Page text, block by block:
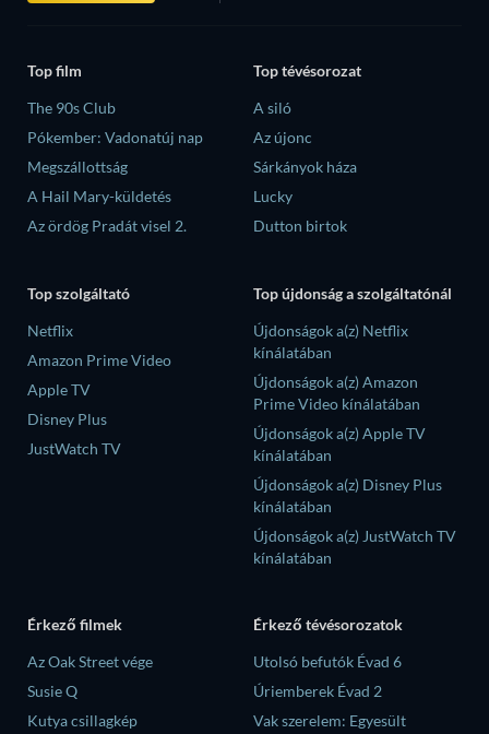
Top film
The 90s Club
Pókember: Vadonatúj nap
Megszállottság
A Hail Mary-küldetés
Az ördög Pradát visel 2.
Top tévésorozat
A siló
Az újonc
Sárkányok háza
Lucky
Dutton birtok
Top szolgáltató
Netflix
Amazon Prime Video
Apple TV
Disney Plus
JustWatch TV
Top újdonság a szolgáltatónál
Újdonságok a(z) Netflix
kínálatában
Újdonságok a(z) Amazon
Prime Video kínálatában
Újdonságok a(z) Apple TV
kínálatában
Újdonságok a(z) Disney Plus
kínálatában
Újdonságok a(z) JustWatch TV
kínálatában
Érkező filmek
Az Oak Street vége
Susie Q
Kutya csillagkép
Érkező tévésorozatok
Utolsó befutók Évad 6
Úriemberek Évad 2
Vak szerelem: Egyesült